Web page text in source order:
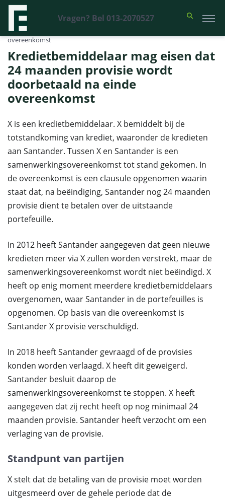
Vragen? Bel 013-2070527
Financieel Recht Advocaten >Uitspraken>Kredietbemiddelaar mag
eisen dat 24 maanden provisie wordt doorbetaald na einde
overeenkomst
Kredietbemiddelaar mag eisen dat
24 maanden provisie wordt
doorbetaald na einde
overeenkomst
X is een kredietbemiddelaar. X bemiddelt bij de
totstandkoming van krediet, waaronder de kredieten
aan Santander. Tussen X en Santander is een
samenwerkingsovereenkomst tot stand gekomen. In
de overeenkomst is een clausule opgenomen waarin
staat dat, na beëindiging, Santander nog 24 maanden
provisie dient te betalen over de uitstaande
portefeuille.
In 2012 heeft Santander aangegeven dat geen nieuwe
kredieten meer via X zullen worden verstrekt, maar de
samenwerkingsovereenkomst wordt niet beëindigd. X
heeft op enig moment meerdere kredietbemiddelaars
overgenomen, waar Santander in de portefeuilles is
opgenomen. Op basis van die overeenkomst is
Santander X provisie verschuldigd.
In 2018 heeft Santander gevraagd of de provisies
konden worden verlaagd. X heeft dit geweigerd.
Santander besluit daarop de
samenwerkingsovereenkomst te stoppen. X heeft
aangegeven dat zij recht heeft op nog minimaal 24
maanden provisie. Santander heeft verzocht om een
verlaging van de provisie.
Standpunt van partijen
X stelt dat de betaling van de provisie moet worden
uitgesmeerd over de gehele periode dat de